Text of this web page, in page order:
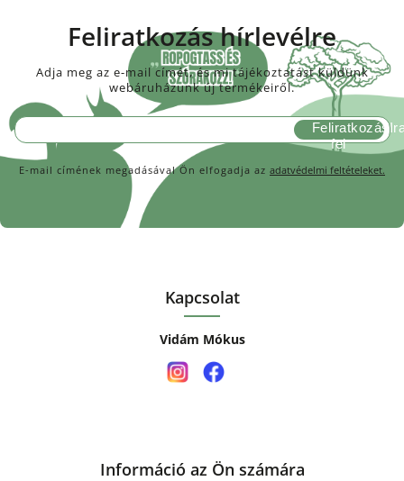
Kapcsolat
Vidám Mókus
Információ az Ön számára
Feliratkozás hírlevélre
Adja meg az e-mail címét, és mi tájékoztatást küldünk
webáruházunk új termékeiről.
E-mail címének megadásával Ön elfogadja az adatvédelmi feltételeket.
Feliratkozás